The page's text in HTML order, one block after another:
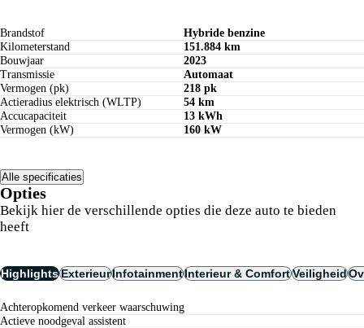
Brandstof
Hybride benzine
Kilometerstand
151.884 km
Bouwjaar
2023
Transmissie
Automaat
Vermogen (pk)
218 pk
Actieradius elektrisch (WLTP)
54 km
Accucapaciteit
13 kWh
Vermogen (kW)
160 kW
Alle specificaties
Opties
Bekijk hier de verschillende opties die deze auto te bieden
heeft
HighlightsExterieurInfotainmentInterieur & ComfortVeiligheid
achteropkomend verkeer waarschuwing
actieve noodgeval assistent